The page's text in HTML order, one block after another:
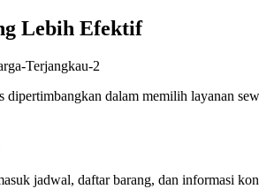
Lebih Efektif
dalam memilih layanan
jadwal, daftar barang, dan informasi